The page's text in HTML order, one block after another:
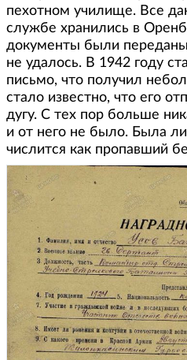
пехотном училище. Все
службе хранились в
документы были
не удалось. В 1942 году
письмо, что получил
стало известно, что его
дугу. С тех пор больше
и от него не было. Была
числится как пропавший